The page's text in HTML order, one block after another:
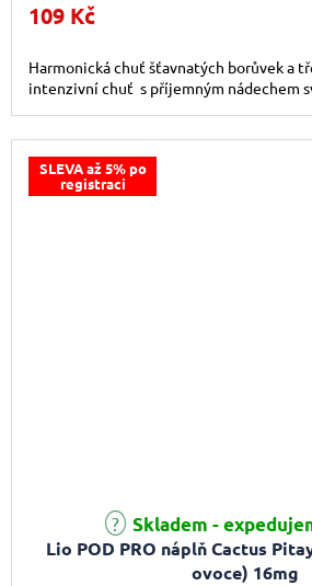
109 Kč
Harmonická chuť šťavnatých borůvek a
intenzivní chuť s příjemným nádechem
SLEVA až 5% po
registraci
Lio POD PRO náplň Cactus
ovoce) 16mg
Skladem -